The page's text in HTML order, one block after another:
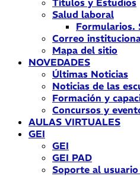
Títulos y Estudios
Salud laboral
Formularios.
Correo
Mapa del sitio
NOVEDADES
Últimas Noticias
Noticias de las
Formación y
Concursos y
AULAS VIRTUALES
GEI
GEI
GEI PAD
Soporte al usuario